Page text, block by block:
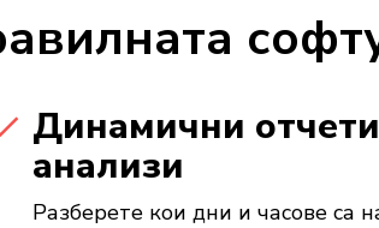
Динамични
анализи
Разберете кои дни и часове са